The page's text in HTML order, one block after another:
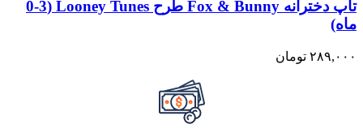
تاپ دخترانه Fox & Bunny طرح Looney Tunes (0-3
ماه)
۲۸۹,۰۰۰ تومان